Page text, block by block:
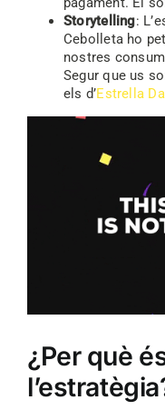
Storytelling:
Cebolleta ho
nostres
Segur que us
els d’Estrella
¿Per què